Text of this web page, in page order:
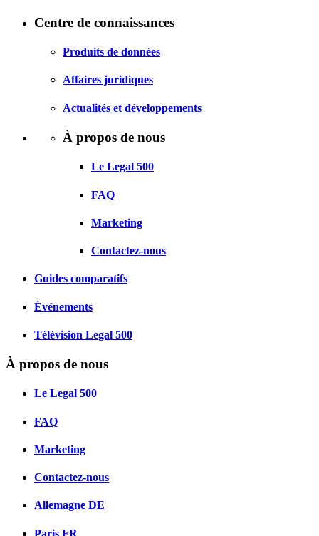
Centre de connaissances
Produits de données
Affaires juridiques
Actualités et développements
À propos de nous
Le Legal 500
FAQ
Marketing
Contactez-nous
Guides comparatifs
Événements
Télévision Legal 500
À propos de nous
Le Legal 500
FAQ
Marketing
Contactez-nous
Allemagne DE
Paris FR